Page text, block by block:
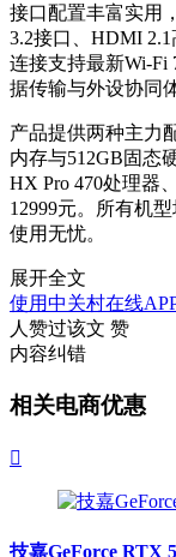
接口配置丰富实用
3.2接口、HDMI
连接支持最新Wi-Fi
据传输与外设协同
产品提供两种主力
内存与512GB固态
HX Pro 470处理器
12999元。所有机
使用无忧。
展开全文
使用中关村在线
人赞过该文 赞
内容纠错
相关电商优惠

技嘉GeForce RTX